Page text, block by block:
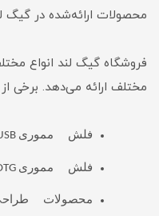
محصولات ارائه‌شده در گیگ
فروشگاه گیگ لند انواع
مختلف ارائه می‌دهد. برخی
فلش مموری USB با سرعت‌های بالا
فلش مموری OTG برای دستگاه‌های موبایلی
محصولات